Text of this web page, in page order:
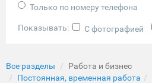
Только по номеру телефона
Показывать: С фотографией
Все разделы
Работа и бизнес
Постоянная, временная работа